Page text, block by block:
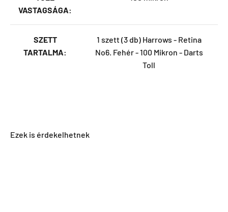
VASTAGSÁGA:
SZETT
TARTALMA:
1 szett (3 db) Harrows - Retina
No6. Fehér - 100 Mikron - Darts
Toll